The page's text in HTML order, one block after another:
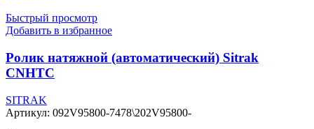
Быстрый просмотр
Добавить в избранное
Ролик натяжной (автоматический) Sitrak
CNHTC
SITRAK
Артикул: 092V95800-7478\202V95800-